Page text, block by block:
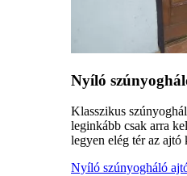
Nyíló
Klasszikus
leginkább csak arra
legyen elég tér az ajtó
Nyíló szúnyogháló